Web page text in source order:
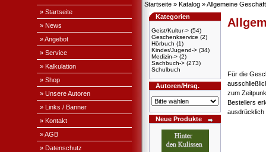
» Startseite
» News
» Angebot
» Service
» Kalkulation
» Shop
» Unsere Autoren
» Links / Banner
» Kontakt
» AGB
» Datenschutz
Startseite » Katalog »Allgemeine
Kategorien
Geist/Kultur-> (54)
Geschenkservice (2)
Hörbuch (1)
Kinder/Jugend-> (34)
Medizin-> (2)
Sachbuch-> (273)
Schulbuch
Autoren/Hrsg.
Neue Produkte
Für die
zum
Bestellers
ausdrücklich